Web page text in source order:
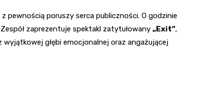
pewnością poruszy serca publiczności. O godzinie
zaprezentuje spektakl zatytułowany „Exit”,
wyjątkowej głębi emocjonalnej oraz angażującej